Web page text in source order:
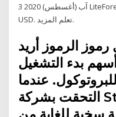
3 آب (أغسطس) 2020 LiteForex Dream Draw! قيمة الجوائز 350000
USD. تعلم المزيد.
الرموز أريد
بدء التشغيل
عندما
التحقت بشركة Stripe في عام 2012 ،